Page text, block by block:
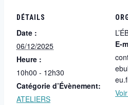
DÉTAILS
Date :
06/12/2025
Heure :
10h00 - 12h30
Catégorie d’Évènement:
ATELIERS
E-